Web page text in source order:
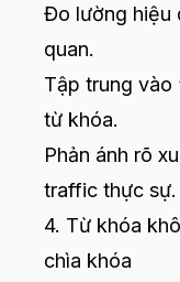
Đo lường hiệu
quan.
Tập trung vào
từ khóa.
Phản ánh rõ
traffic thực sự.
4. Từ khóa
chìa khóa